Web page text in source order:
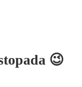
😉